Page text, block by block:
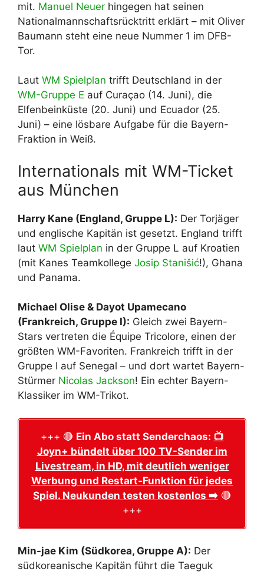
mit. Manuel Neuer hingegen hat seinen
Nationalmannschaftsrücktritt erklärt – mit Oliver
Baumann steht eine neue Nummer 1 im DFB-
Tor.
Laut WM Spielplan trifft Deutschland in der
WM-Gruppe E auf Curaçao (14. Juni), die
Elfenbeinküste (20. Juni) und Ecuador (25.
Juni) – eine lösbare Aufgabe für die Bayern-
Fraktion in Weiß.
Internationals mit WM-Ticket
aus München
Harry Kane (England, Gruppe L): Der Torjäger
und englische Kapitän ist gesetzt. England trifft
laut WM Spielplan in der Gruppe L auf Kroatien
(mit Kanes Teamkollege Josip Stanišić!), Ghana
und Panama.
Michael Olise & Dayot Upamecano
(Frankreich, Gruppe I): Gleich zwei Bayern-
Stars vertreten die Équipe Tricolore, einen der
größten WM-Favoriten. Frankreich trifft in der
Gruppe I auf Senegal – und dort wartet Bayern-
Stürmer Nicolas Jackson! Ein echter Bayern-
Klassiker im WM-Trikot.
+++ 🔴 Ein Abo statt Senderchaos: 📺
Joyn+ bündelt über 100 TV-Sender im
Livestream, in HD, mit deutlich weniger
Werbung und Restart-Funktion für jedes
Spiel. Neukunden testen kostenlos ➡️ 🔴
+++
Min-jae Kim (Südkorea, Gruppe A): Der
südkoreanische Kapitän führt die Taeguk